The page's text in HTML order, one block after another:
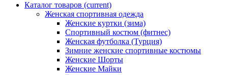
Каталог товаров (current)
Женская спортивная одежда
Женские куртки (зима)
Спортивный костюм (фитнес)
Женская футболка (Турция)
Зимние женские спортивные костюмы
Женские Шорты
Женские Майки